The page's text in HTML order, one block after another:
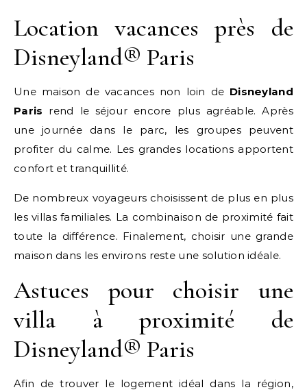
Location vacances près de
Disneyland® Paris
Une maison de vacances non loin de Disneyland
Paris rend le séjour encore plus agréable. Après
une journée dans le parc, les groupes peuvent
profiter du calme. Les grandes locations apportent
confort et tranquillité.
De nombreux voyageurs choisissent de plus en plus
les villas familiales. La combinaison de proximité fait
toute la différence. Finalement, choisir une grande
maison dans les environs reste une solution idéale.
Astuces pour choisir une
villa à proximité de
Disneyland® Paris
Afin de trouver le logement idéal dans la région,